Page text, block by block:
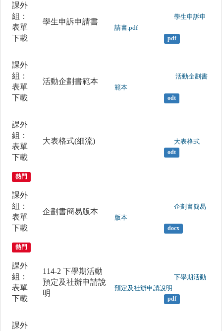
課外
組：
表單
下載
學生申訴申請書
請書.pdf
pdf
課外
組：
表單
下載
活動企劃書範本
範本
odt
課外
組：
表單
下載
大表格式(細流)
odt
熱門
課外
組：
表單
下載
企劃書簡易版本
版本
docx
熱門
課外
組：
表單
下載
114-2 下學期活動
預定及社辦申請說
明
預定及社辦申請說明
pdf
課外